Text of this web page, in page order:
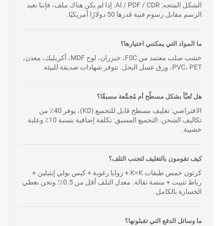
الشكل المتجه: AI / PDF / CDR. إذا لم يكن هناك ملف، فإننا نعيد
الرسم مقابل رسوم فنية قدرها 50 دولارًا أمريكيًا.
ما المواد التي يمكنني اختيارها؟
خشب صلب معتمد من FSC، خيزران، لوح MDF، أكريليك، معدن،
PVC، PET، ورق عسل النحل. تتوفر شهادات صديقة للبيئة.
هل تُعبَّأ بشكل مسطّح أم مُجمَّعة مسبقًا؟
الافتراضي: تغليف مسطح قابل للتجميع (KD)، يوفر 40٪ من
تكاليف الشحن. التجميع المسبق: تكلفة إضافية بنسبة 10٪ وعلبة
خشبية.
كيف تقومون بالتغليف لتجنب التلف؟
كرتون خمس طبقات K=K + زوايا رغوية + كيس بولي إيثيلين +
رباط تثبيت + منصة نقالة. معدل التلف أقل من 0.5٪؛ ونحن نغطي
الخسارة بالكامل.
ما وسائل الدفع التي تقبلونها؟